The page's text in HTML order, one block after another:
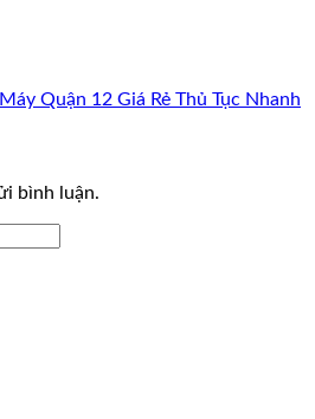
Quận 12 Giá Rẻ Thủ Tục Nhanh
bình luận.